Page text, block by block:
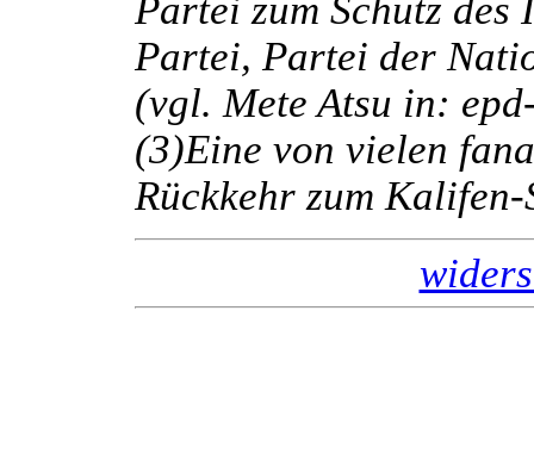
Partei zum Schutz
Partei, Partei der
(vgl. Mete Atsu in:
(3)Eine von vielen
Rückkehr zum